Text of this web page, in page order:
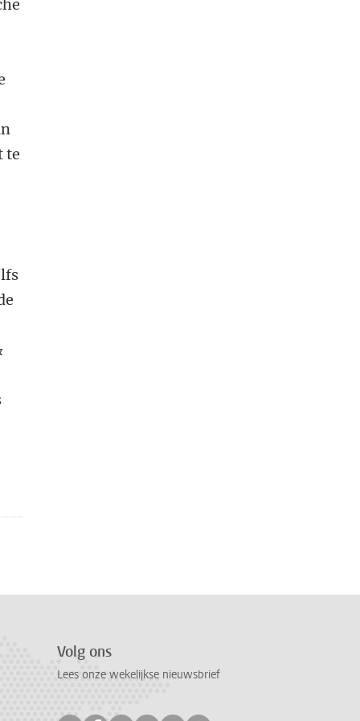
te
Volg ons
Lees onze wekelijkse nieuwsbrief